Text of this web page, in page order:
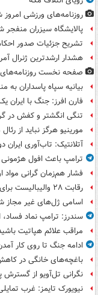
روزنامه‌های ورزشی امروز ‌شنبه ۱۷
پالایشگاه سیزران منفجر
تشریح جزئیات صدور
هشدار ارشدترین ژنرال
صفحه نخست روزنامه‌های شنبه ۱۷
بیانیه سپاه پاسداران به
فارن افرز: جنگ با ایران
تنگی انگشتر و کفش در
مورینیو هرگز نباید از
آتلانتیک: تاب‌آوری ایران
ترامپ باعث افول
فشار هم‌زمان گرانی مواد
رقابت ۲۸ والیبالیست برای حضور در فهرست نهایی تیم ملی
اسامی ژل‌های غیر
سندرز: ترامپ نماد
مراقب علائم هپاتیت
ادامه جنگ تا روی کار
باغچه‌های خانگی در کاهش
نگرانی تل‌آویو از گسترش
نیویورک تایمز: غرب